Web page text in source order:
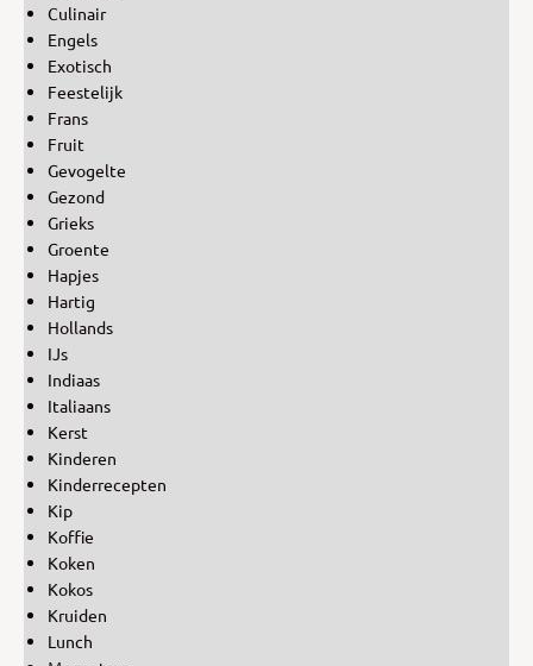
Culinair
Engels
Exotisch
Feestelijk
Frans
Fruit
Gevogelte
Gezond
Grieks
Groente
Hapjes
Hartig
Hollands
IJs
Indiaas
Italiaans
Kerst
Kinderen
Kinderrecepten
Kip
Koffie
Koken
Kokos
Kruiden
Lunch